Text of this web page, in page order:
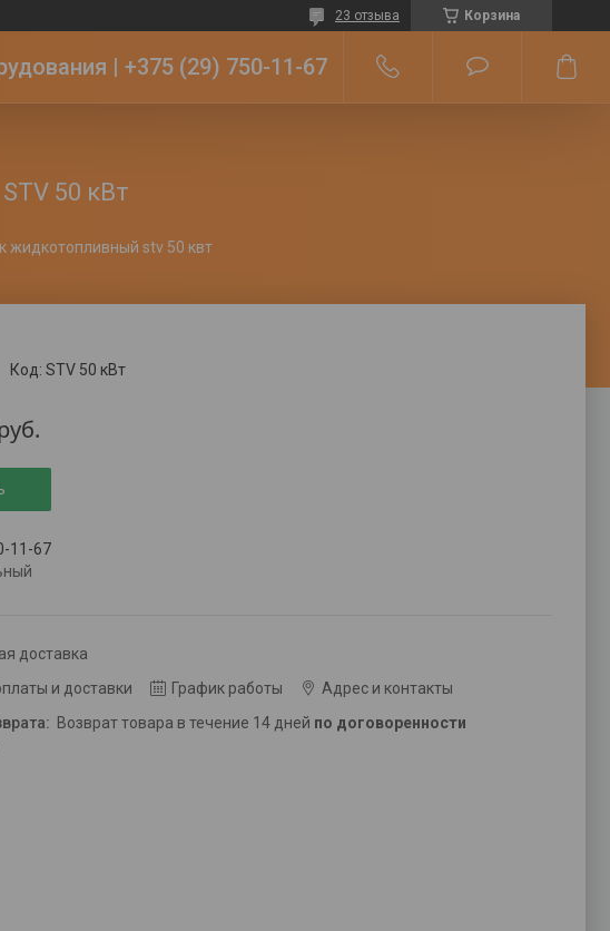
Корзина
23 отзыва
| +375 (29) 750-11-67
50 кВт
жидкотопливный stv 50 квт
Код: STV 50 кВт
11-67
доставка
и доставки
График работы
Адрес и контакты
возврат товара в течение 14 дней по договоренности